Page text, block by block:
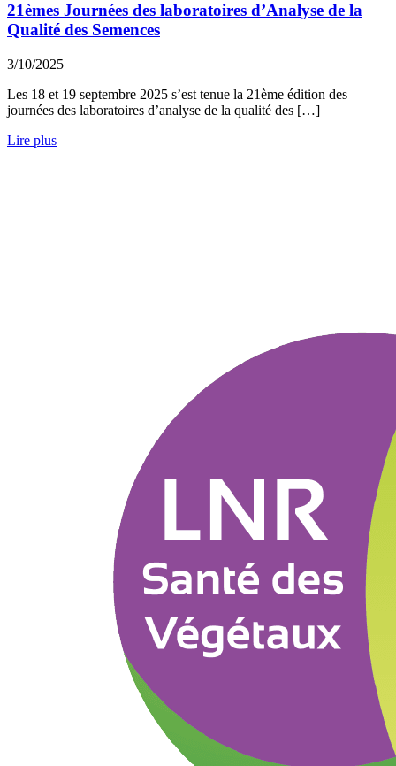
21èmes Journées des laboratoires d’Analyse de la
Qualité des Semences
3/10/2025
Les 18 et 19 septembre 2025 s’est tenue la 21ème édition des
journées des laboratoires d’analyse de la qualité des […]
Lire plus